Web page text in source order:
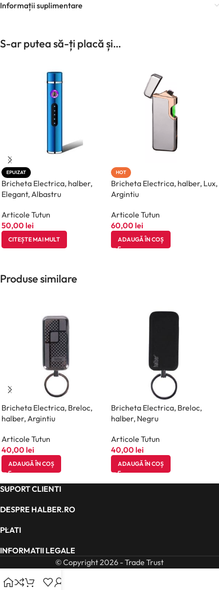
Informații suplimentare
S-ar putea să-ți placă și…
EPUIZAT
Bricheta Electrica, halber,
Elegant, Albastru
Articole Tutun
50,00 lei
CITEȘTE MAI MULT
HOT
Bricheta Electrica, halber, Lux,
Argintiu
Articole Tutun
60,00 lei
ADAUGĂ ÎN COȘ
Produse similare
Bricheta Electrica, Breloc,
halber, Argintiu
Articole Tutun
40,00 lei
ADAUGĂ ÎN COȘ
Bricheta Electrica, Breloc,
halber, Negru
Articole Tutun
40,00 lei
ADAUGĂ ÎN COȘ
SUPORT CLIENTI
DESPRE HALBER.RO
PLATI
INFORMATII LEGALE
© Copyright 2026 - Trade Trust